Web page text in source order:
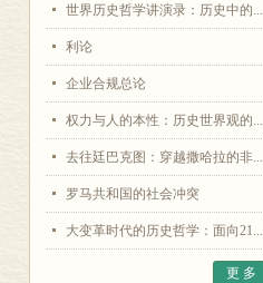
世界历史哲学讲演录：历史中的...
利论
企业合规总论
权力与人的本性：历史世界观的...
去往廷巴克图：穿越撒哈拉的非...
罗马共和国的社会冲突
大变革时代的历史哲学：面向21...
更 多